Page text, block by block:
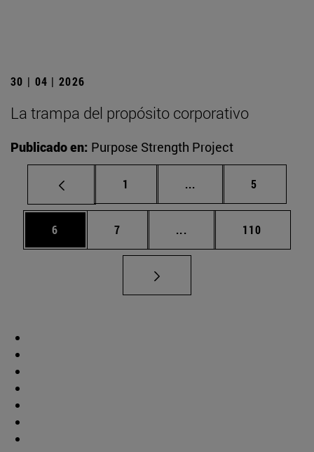
30 | 04 | 2026
La trampa del propósito corporativo
Publicado en: Purpose Strength Project
Página
1 ... Páginas intermedias
Página
5
Página
6 Página
7 ... Páginas intermedias
Página
110